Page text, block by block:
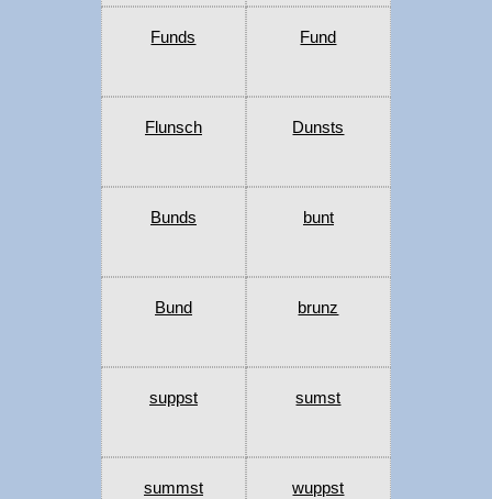
Funds Fund
Flunsch Dunsts
Bunds bunt
Bund brunz
suppst sumst
summst wuppst